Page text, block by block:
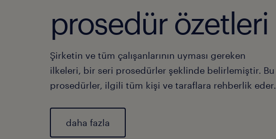
prosedür özetleri
Şirketin ve tüm çalışanlarının uyması gereken
ilkeleri, bir seri prosedürler şeklinde belirlemiştir. Bu
prosedürler, ilgili tüm kişi ve taraflara rehberlik eder.
daha fazla